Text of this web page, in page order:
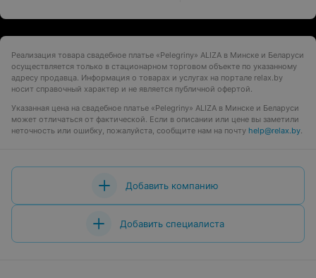
Реализация товара свадебное платье «Pelegriny» ALIZA в Минске и Беларуси
осуществляется только в стационарном торговом объекте по указанному
адресу продавца. Информация о товарах и услугах на портале relax.by
носит справочный характер и не является публичной офертой.
Указанная цена на свадебное платье «Pelegriny» ALIZA в Минске и Беларуси
может отличаться от фактической. Если в описании или цене вы заметили
неточность или ошибку, пожалуйста, сообщите нам на почту help@relax.by.
Добавить компанию
Добавить специалиста